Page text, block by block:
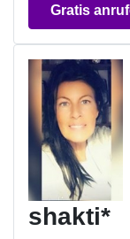
Gratis
shakti*